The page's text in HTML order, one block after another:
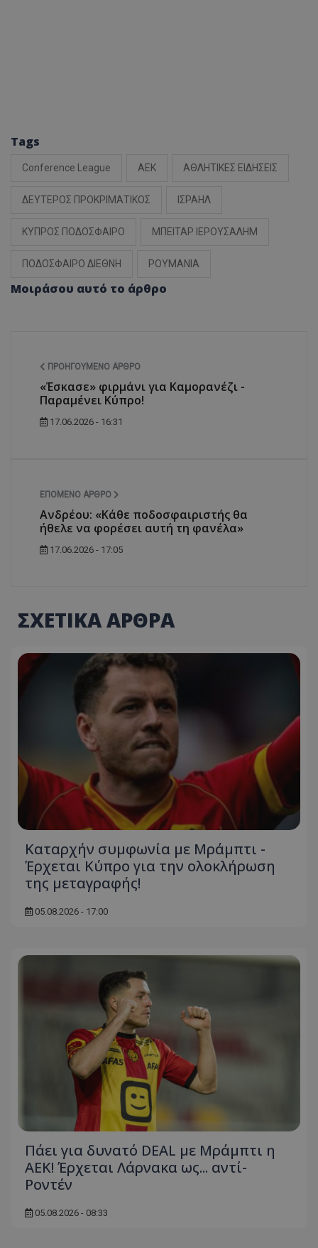
Tags
Conference League ΑΕΚ ΑΘΛΗΤΙΚΕΣ ΕΙΔΗΣΕΙΣ
ΔΕΥΤΕΡΟΣ ΠΡΟΚΡΙΜΑΤΙΚΟΣ ΙΣΡΑΗΛ
ΚΥΠΡΟΣ ΠΟΔΟΣΦΑΙΡΟ ΜΠΕΙΤΑΡ ΙΕΡΟΥΣΑΛΗΜ
ΠΟΔΟΣΦΑΙΡΟ ΔΙΕΘΝΗ ΡΟΥΜΑΝΙΑ
Μοιράσου αυτό το άρθρο
ΠΡΟΗΓΟΎΜΕΝΟ ΆΡΘΡΟ
«Έσκασε» φιρμάνι για Καμορανέζι -
Παραμένει Κύπρο!
17.06.2026 - 16:31
ΕΠΌΜΕΝΟ ΆΡΘΡΟ
Ανδρέου: «Κάθε ποδοσφαιριστής θα
ήθελε να φορέσει αυτή τη φανέλα»
17.06.2026 - 17:05
ΣΧΕΤΙΚΑ ΑΡΘΡΑ
Καταρχήν συμφωνία με Μράμπτι -
Έρχεται Κύπρο για την ολοκλήρωση
της μεταγραφής!
05.08.2026 - 17:00
Πάει για δυνατό DEAL με Μράμπτι η
ΑΕΚ! Έρχεται Λάρνακα ως... αντί-
Ροντέν
05.08.2026 - 08:33